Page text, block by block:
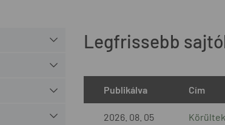
Legfrissebb
Publikálva Cím
2026. 08. 05